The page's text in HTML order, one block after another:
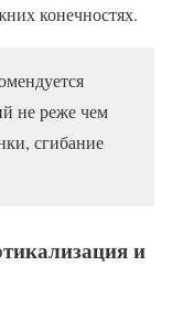
конечностях.
не реже чем
сгибание
и